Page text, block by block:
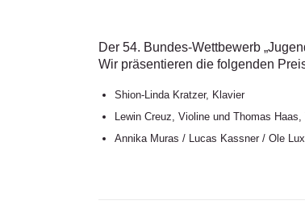
Der 54. Bundes-Wettbewerb
Wir präsentieren die folgenden
Shion-Linda Kratzer, Klavier
Lewin Creuz, Violine und Thomas
Annika Muras / Lucas Kassner / Ole